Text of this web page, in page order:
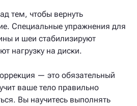
тем, чтобы вернуть
Специальные упражнения для
и шеи стабилизируют
нагрузку на диски.
— это обязательный
ваше тело правильно
Вы научитесь выполнять